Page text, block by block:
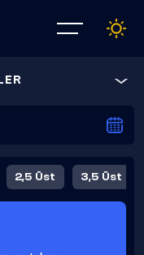
2,5 Üst 3,5 Üst